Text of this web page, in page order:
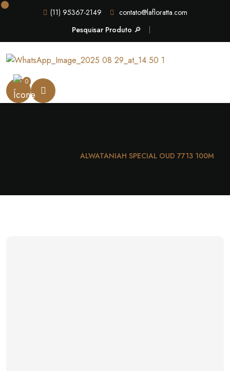
(11) 95367-2149
contato@lafloratta.com
Pesquisar Produto 🔎
0
ALWATANIAH SPECIAL OUD 7713 100M